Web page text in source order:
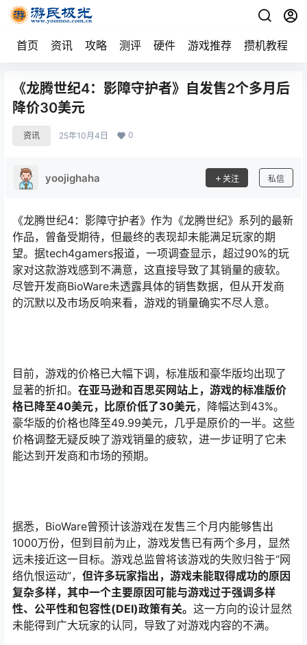
首页 资讯 攻略 测评 硬件 游戏推荐 攒机教程
《龙腾世纪4：影障守护者》自发售2个多月后
降价30美元
资讯 25年10月4日 0
yoojighaha 关注 私信
《龙腾世纪4：影障守护者》作为《龙腾世纪》系列的最新
作品，曾备受期待，但最终的表现却未能满足玩家的期
望。据tech4gamers报道，一项调查显示，超过90%的玩
家对这款游戏感到不满意，这直接导致了其销量的疲软。
尽管开发商BioWare未透露具体的销售数据，但从开发商
的沉默以及市场反响来看，游戏的销量确实不尽人意。
目前，游戏的价格已大幅下调，标准版和豪华版均出现了
显著的折扣。 在亚马逊和百思买网站上，游戏的标准版价
格已降至40美元，比原价低了30美元，降幅达到43%。
豪华版的价格也降至49.99美元，几乎是原价的一半。这些
价格调整无疑反映了游戏销量的疲软，进一步证明了它未
能达到开发商和市场的预期。
据悉，BioWare曾预计该游戏在发售三个月内能够售出
1000万份，但到目前为止，游戏发售已有两个多月，显然
远未接近这一目标。游戏总监曾将该游戏的失败归咎于“网
络仇恨运动”， 但许多玩家指出，游戏未能取得成功的原因
复杂多样，其中一个主要原因可能与游戏过于强调多样
性、公平性和包容性(DEI)政策有关。 这一方向的设计显然
未能得到广大玩家的认同，导致了对游戏内容的不满。